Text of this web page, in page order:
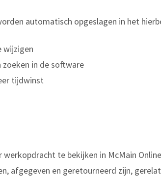
automatisch opgeslagen in het
wijzigen
in de software
tijdwinst
te bekijken in McMain
afgegeven en geretourneerd zijn,